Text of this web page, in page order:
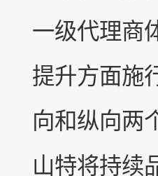
一级代理商
提升方面施
向和纵向两
山特将持续